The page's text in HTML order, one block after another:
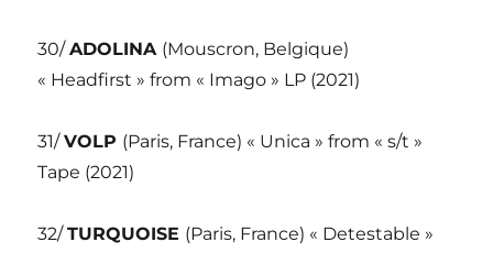
30/ADOLINA (Mouscron, Belgique)
« Headfirst » from « Imago » LP (2021)
31/VOLP (Paris, France) « Unica » from « s/t »
Tape (2021)
32/TURQUOISE (Paris, France) « Detestable »